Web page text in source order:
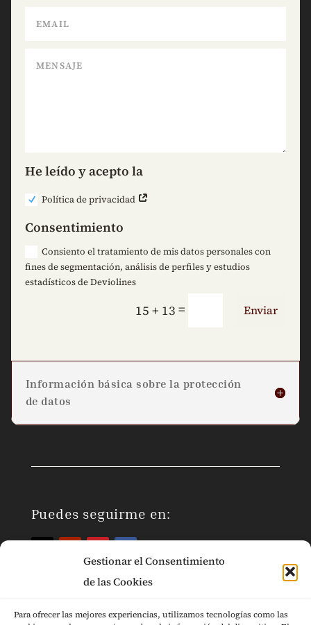
Gestionar el Consentimiento
de las Cookies
Para ofrecer las mejores experiencias, utilizamos tecnologías como las
He leído y acepto la
Política de privacidad
Consentimiento
Consiento el tratamiento de mis datos personales con
fines de segmentación, análisis de perfiles y estudios
estadísticos de Deviolines
15 + 13 = Enviar
Información básica sobre la protección
de datos
Puedes seguirme en: